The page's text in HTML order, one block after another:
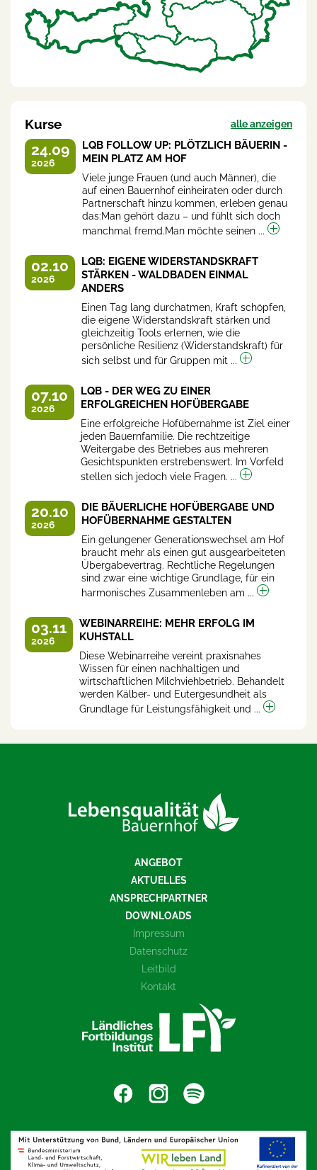
Kurse alle anzeigen
24.09
2026
LQB FOLLOW UP: PLÖTZLICH BÄUERIN -
MEIN PLATZ AM HOF
Viele junge Frauen (und auch Männer), die
auf einen Bauernhof einheiraten oder durch
Partnerschaft hinzu kommen, erleben genau
das:Man gehört dazu – und fühlt sich doch
manchmal fremd.Man möchte seinen ...
02.10
2026
LQB: EIGENE WIDERSTANDSKRAFT
STÄRKEN - WALDBADEN EINMAL
ANDERS
Einen Tag lang durchatmen, Kraft schöpfen,
die eigene Widerstandskraft stärken und
gleichzeitig Tools erlernen, wie die
persönliche Resilienz (Widerstandskraft) für
sich selbst und für Gruppen mit ...
07.10
2026
LQB - DER WEG ZU EINER
ERFOLGREICHEN HOFÜBERGABE
Eine erfolgreiche Hofübernahme ist Ziel einer
jeden Bauernfamilie. Die rechtzeitige
Weitergabe des Betriebes aus mehreren
Gesichtspunkten erstrebenswert. Im Vorfeld
stellen sich jedoch viele Fragen. ...
20.10
2026
DIE BÄUERLICHE HOFÜBERGABE UND
HOFÜBERNAHME GESTALTEN
Ein gelungener Generationswechsel am Hof
braucht mehr als einen gut ausgearbeiteten
Übergabevertrag. Rechtliche Regelungen
sind zwar eine wichtige Grundlage, für ein
harmonisches Zusammenleben am ...
03.11
2026
WEBINARREIHE: MEHR ERFOLG IM
KUHSTALL
Diese Webinarreihe vereint praxisnahes
Wissen für einen nachhaltigen und
wirtschaftlichen Milchviehbetrieb. Behandelt
werden Kälber- und Eutergesundheit als
Grundlage für Leistungsfähigkeit und ...
ANGEBOT
AKTUELLES
ANSPRECHPARTNER
DOWNLOADS
Impressum
Datenschutz
Leitbild
Kontakt